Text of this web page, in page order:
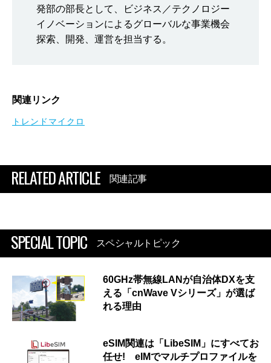
発部の部長として、ビジネス／テクノロジー
イノベーションによるグローバルな事業機会
探索、開発、運営を担当する。
関連リンク
トレンドマイクロ
RELATED ARTICLE 関連記事
SPECIAL TOPIC スペシャルトピック
60GHz帯無線LANが自治体DXを支
える「cnWave Vシリーズ」が選ば
れる理由
eSIM関連は「LibeSIM」にすべてお
任せ! eIMでマルチプロファイルを